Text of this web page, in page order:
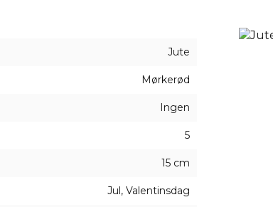
Jute
Mørkerød
Ingen
5
15 cm
Jul, Valentinsdag